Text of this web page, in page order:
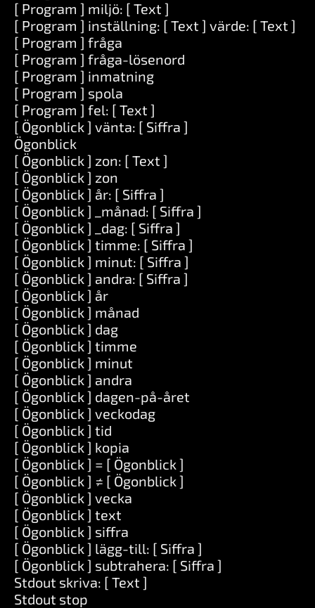
[ Program ] miljö: [ Text ]
[ Program ] inställning: [ Text ] värde: [ Text ]
[ Program ] fråga
[ Program ] fråga-lösenord
[ Program ] inmatning
[ Program ] spola
[ Program ] fel: [ Text ]
[ Ögonblick ] vänta: [ Siffra ]
Ögonblick
[ Ögonblick ] zon: [ Text ]
[ Ögonblick ] zon
[ Ögonblick ] år: [ Siffra ]
[ Ögonblick ] _månad: [ Siffra ]
[ Ögonblick ] _dag: [ Siffra ]
[ Ögonblick ] timme: [ Siffra ]
[ Ögonblick ] minut: [ Siffra ]
[ Ögonblick ] andra: [ Siffra ]
[ Ögonblick ] år
[ Ögonblick ] månad
[ Ögonblick ] dag
[ Ögonblick ] timme
[ Ögonblick ] minut
[ Ögonblick ] andra
[ Ögonblick ] dagen-på-året
[ Ögonblick ] veckodag
[ Ögonblick ] tid
[ Ögonblick ] kopia
[ Ögonblick ] = [ Ögonblick ]
[ Ögonblick ] ≠ [ Ögonblick ]
[ Ögonblick ] vecka
[ Ögonblick ] text
[ Ögonblick ] siffra
[ Ögonblick ] lägg-till: [ Siffra ]
[ Ögonblick ] subtrahera: [ Siffra ]
Stdout skriva: [ Text ]
Stdout stop